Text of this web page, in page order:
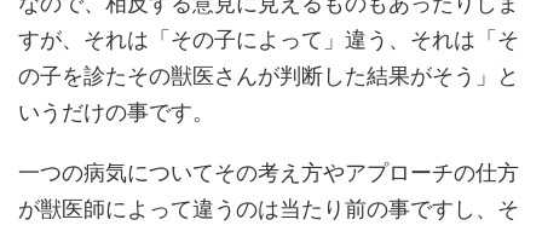
すが、それは「その子によって」違う、それは「そ
の子を診たその獣医さんが判断した結果がそう」と
いうだけの事です。
一つの病気についてその考え方やアプローチの仕方
が獣医師によって違うのは当たり前の事ですし、そ